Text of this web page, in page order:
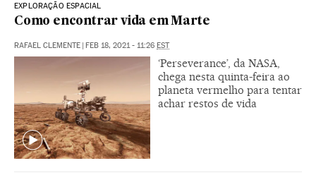
EXPLORAÇÃO ESPACIAL
Como encontrar vida em Marte
RAFAEL CLEMENTE | FEB 18, 2021 - 11:26 EST
‘Perseverance’, da NASA,
chega nesta quinta-feira ao
planeta vermelho para tentar
achar restos de vida